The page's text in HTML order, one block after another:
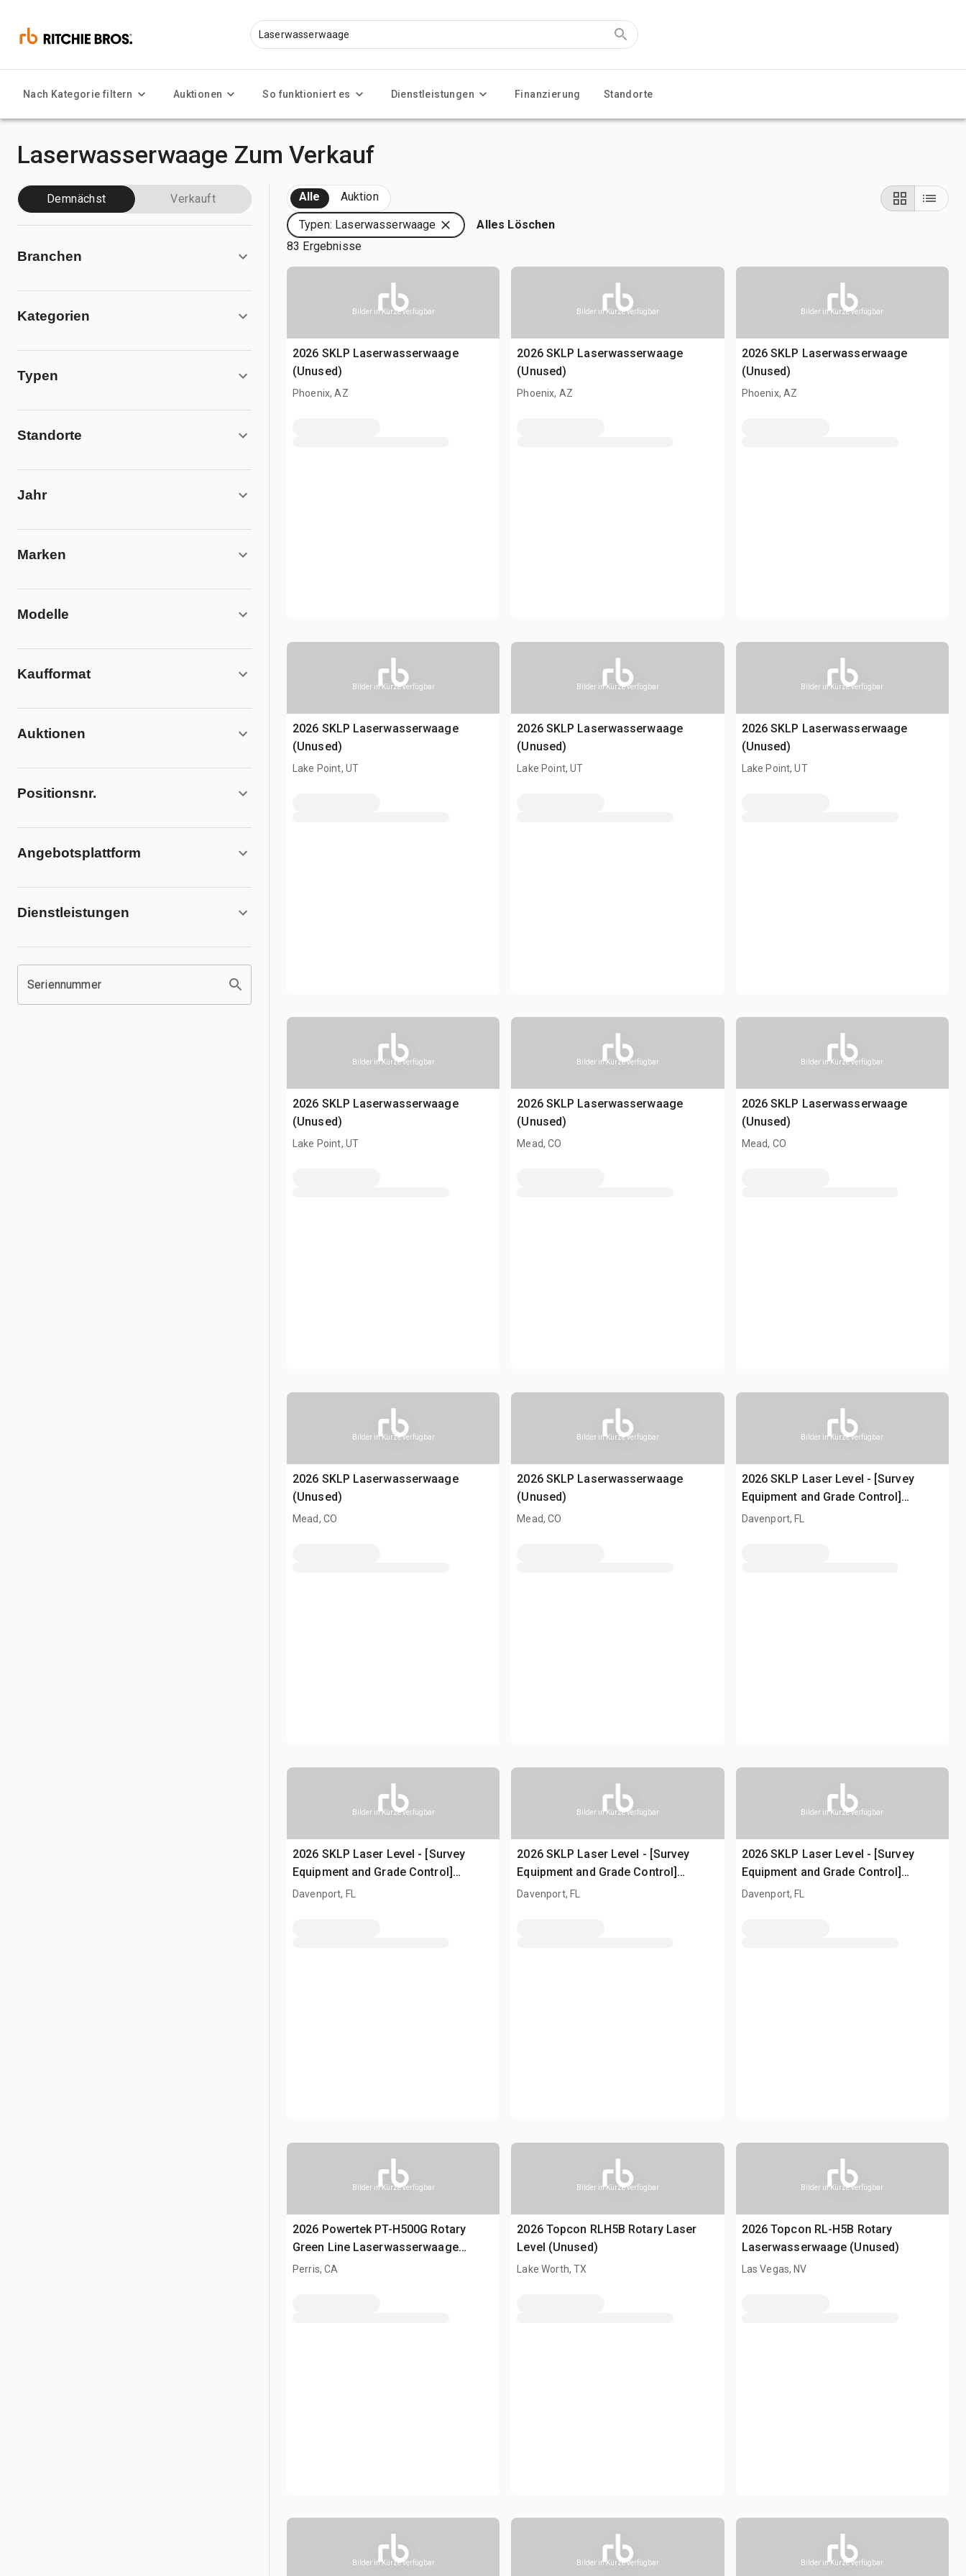
Nach Kategorie filtern Auktionen So funktioniert es Dienstleistungen Finanzierung Standorte
Laserwasserwaage Zum Verkauf
Demnächst Verkauft
Branchen
Kategorien
Typen
Standorte
Jahr
Marken
Modelle
Kaufformat
Auktionen
Positionsnr.
Angebotsplattform
Dienstleistungen
Seriennummer
Alle Auktion
Typen: Laserwasserwaage
Alles Löschen
83 Ergebnisse
Bilder in Kürze verfügbar
2026 SKLP Laserwasserwaage
(Unused)
Phoenix, AZ
Bilder in Kürze verfügbar
2026 SKLP Laserwasserwaage
(Unused)
Phoenix, AZ
Bilder in Kürze verfügbar
2026 SKLP Laserwasserwaage
(Unused)
Phoenix, AZ
Bilder in Kürze verfügbar
2026 SKLP Laserwasserwaage
(Unused)
Lake Point, UT
Bilder in Kürze verfügbar
2026 SKLP Laserwasserwaage
(Unused)
Lake Point, UT
Bilder in Kürze verfügbar
2026 SKLP Laserwasserwaage
(Unused)
Lake Point, UT
Bilder in Kürze verfügbar
2026 SKLP Laserwasserwaage
(Unused)
Lake Point, UT
Bilder in Kürze verfügbar
2026 SKLP Laserwasserwaage
(Unused)
Mead, CO
Bilder in Kürze verfügbar
2026 SKLP Laserwasserwaage
(Unused)
Mead, CO
Bilder in Kürze verfügbar
2026 SKLP Laserwasserwaage
(Unused)
Mead, CO
Bilder in Kürze verfügbar
2026 SKLP Laserwasserwaage
(Unused)
Mead, CO
Bilder in Kürze verfügbar
2026 SKLP Laser Level - [Survey
Equipment and Grade Control]
Laserwasserwaage (Unused)
Davenport, FL
Bilder in Kürze verfügbar
2026 SKLP Laser Level - [Survey
Equipment and Grade Control]
Laserwasserwaage (Unused)
Davenport, FL
Bilder in Kürze verfügbar
2026 SKLP Laser Level - [Survey
Equipment and Grade Control]
Laserwasserwaage (Unused)
Davenport, FL
Bilder in Kürze verfügbar
2026 SKLP Laser Level - [Survey
Equipment and Grade Control]
Laserwasserwaage (Unused)
Davenport, FL
Bilder in Kürze verfügbar
2026 Powertek PT-H500G Rotary
Green Line Laserwasserwaage
(Unused)
Perris, CA
Bilder in Kürze verfügbar
2026 Topcon RLH5B Rotary Laser
Level (Unused)
Lake Worth, TX
Bilder in Kürze verfügbar
2026 Topcon RL-H5B Rotary
Laserwasserwaage (Unused)
Las Vegas, NV
Bilder in Kürze verfügbar Bilder in Kürze verfügbar Bilder in Kürze verfügbar